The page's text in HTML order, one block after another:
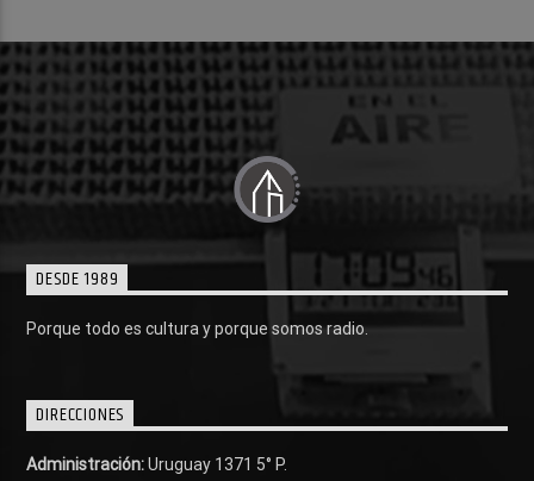
DESDE 1989
Porque todo es cultura y porque somos radio.
DIRECCIONES
Administración:Uruguay 1371 5° P.